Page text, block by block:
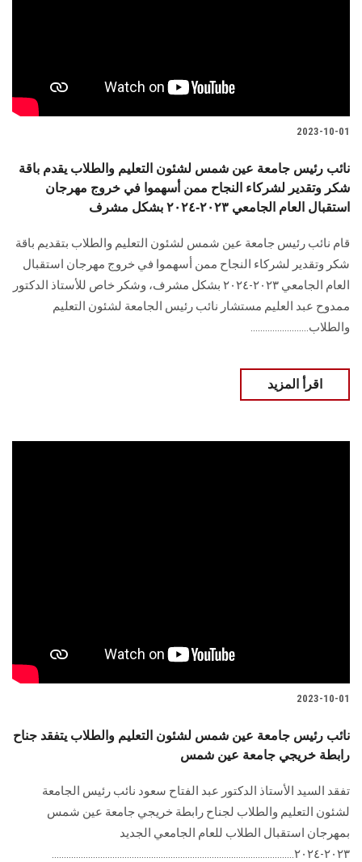
2023-10-01
نائب رئيس جامعة عين شمس لشئون التعليم والطلاب يقدم باقة
شكر وتقدير لشركاء النجاح ممن أسهموا في خروج مهرجان
استقبال العام الجامعي ٢٠٢٣-٢٠٢٤ بشكل مشرف
قام نائب رئيس جامعة عين شمس لشئون التعليم والطلاب بتقديم باقة
شكر وتقدير لشركاء النجاح ممن أسهموا في خروج مهرجان استقبال
العام الجامعي ٢٠٢٣-٢٠٢٤ بشكل مشرف، وشكر خاص للأستاذ الدكتور
ممدوح عبد العليم مستشار نائب رئيس الجامعة لشئون التعليم
والطلاب........................
اقرأ المزيد
2023-10-01
نائب رئيس جامعة عين شمس لشئون التعليم والطلاب يتفقد جناح
رابطة خريجي جامعة عين شمس
تفقد السيد الأستاذ الدكتور عبد الفتاح سعود نائب رئيس الجامعة
لشئون التعليم والطلاب لجناح رابطة خريجي جامعة عين شمس
بمهرجان استقبال الطلاب للعام الجامعي الجديد
٢٠٢٣-٢٠٢٤....................................................................................................